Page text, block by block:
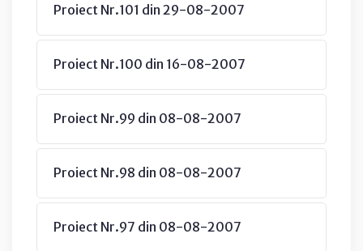
Proiect Nr.101 din 29-08-2007
Proiect Nr.100 din 16-08-2007
Proiect Nr.99 din 08-08-2007
Proiect Nr.98 din 08-08-2007
Proiect Nr.97 din 08-08-2007